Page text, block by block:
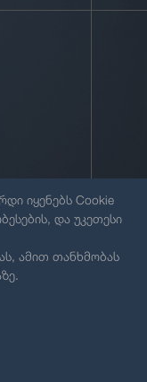
იყენებს Cookie
და უკეთესი
ამით თანხმობას